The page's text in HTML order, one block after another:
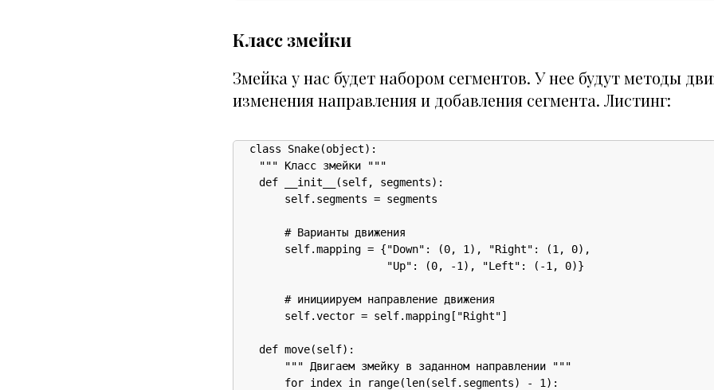
Класс змейки
Змейка у нас будет набором сегментов. У нее будут методы
изменения направления и добавления сегмента. Листинг:
class Snake(object):
    """ Класс змейки """
    def __init__(self, segments):
        self.segments = segments
        # Варианты движения
        self.mapping = {"Down": (0, 1), "Right": (1, 0),
                        "Up": (0, -1), "Left": (-1, 0)}
        # инициируем направление движения
        self.vector = self.mapping["Right"]
    def move(self):
        """ Двигаем змейку в заданном направлении """
        for index in range(len(self.segments) - 1):